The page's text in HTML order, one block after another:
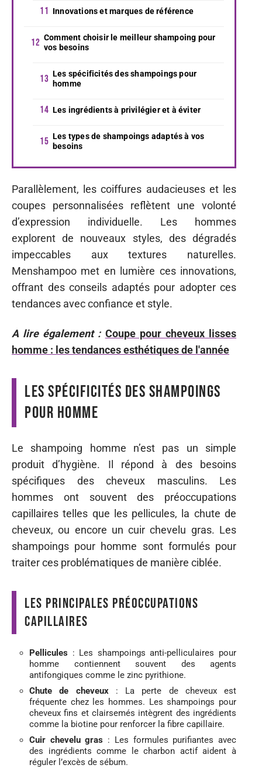
Innovations et marques de référence
Comment choisir le meilleur shampoing pour
vos besoins
Les spécificités des shampoings pour
homme
Les ingrédients à privilégier et à éviter
Les types de shampoings adaptés à vos
besoins
Parallèlement, les coiffures audacieuses et les
coupes personnalisées reflètent une volonté
d’expression individuelle. Les hommes
explorent de nouveaux styles, des dégradés
impeccables aux textures naturelles.
Menshampoo met en lumière ces innovations,
offrant des conseils adaptés pour adopter ces
tendances avec confiance et style.
A lire également : Coupe pour cheveux lisses
homme : les tendances esthétiques de l'année
Les spécificités des shampoings
pour homme
Le shampoing homme n’est pas un simple
produit d’hygiène. Il répond à des besoins
spécifiques des cheveux masculins. Les
hommes ont souvent des préoccupations
capillaires telles que les pellicules, la chute de
cheveux, ou encore un cuir chevelu gras. Les
shampoings pour homme sont formulés pour
traiter ces problématiques de manière ciblée.
Les principales préoccupations
capillaires
Pellicules : Les shampoings anti-pelliculaires pour
homme contiennent souvent des agents
antifongiques comme le zinc pyrithione.
Chute de cheveux: La perte de cheveux est
fréquente chez les hommes. Les shampoings pour
cheveux fins et clairsemés intègrent des ingrédients
comme la biotine pour renforcer la fibre capillaire.
Cuir chevelu gras : Les formules purifiantes avec
des ingrédients comme le charbon actif aident à
réguler l’excès de sébum.